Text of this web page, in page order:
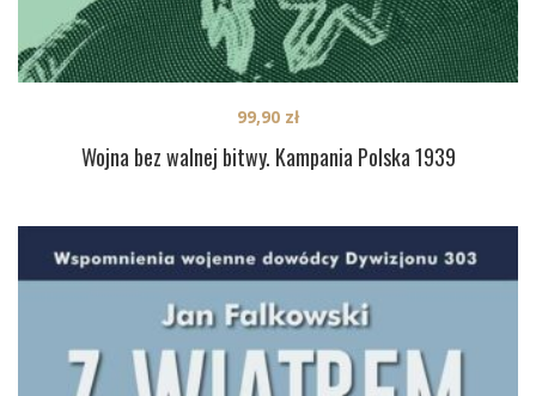
Wojna bez walnej bitwy. Kampania Polska 1939
99,90 zł